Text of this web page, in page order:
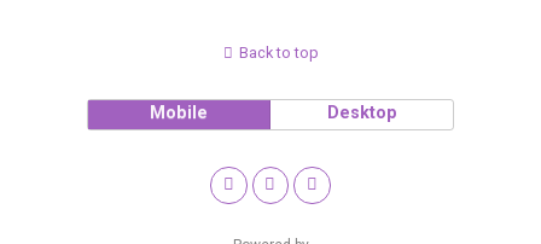
Back to top
Mobile Desktop